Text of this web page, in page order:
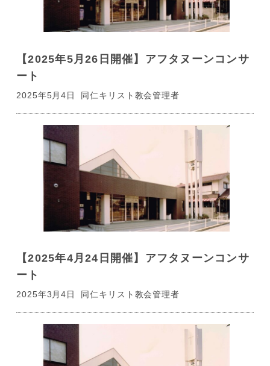
【2025年5月26日開催】アフタヌーンコンサ
ート
2025年5月4日 同仁キリスト教会管理者
【2025年4月24日開催】アフタヌーンコンサ
ート
2025年3月4日 同仁キリスト教会管理者